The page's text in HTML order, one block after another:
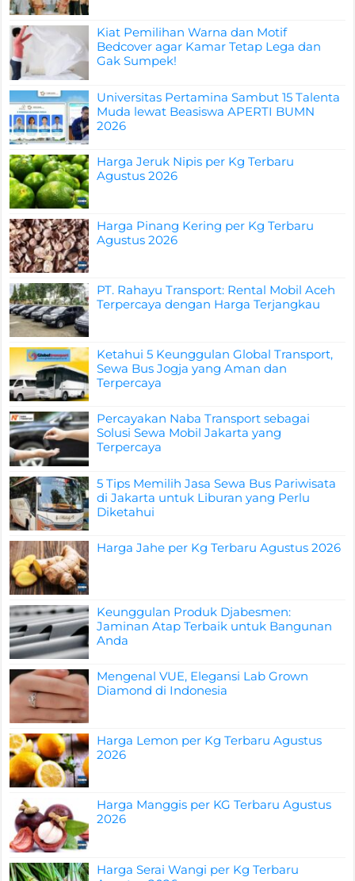
Kiat Pemilihan Warna dan Motif
Bedcover agar Kamar Tetap Lega dan
Gak Sumpek!
Universitas Pertamina Sambut 15 Talenta
Muda lewat Beasiswa APERTI BUMN
2026
Harga Jeruk Nipis per Kg Terbaru
Agustus 2026
Harga Pinang Kering per Kg Terbaru
Agustus 2026
PT. Rahayu Transport: Rental Mobil Aceh
Terpercaya dengan Harga Terjangkau
Ketahui 5 Keunggulan Global Transport,
Sewa Bus Jogja yang Aman dan
Terpercaya
Percayakan Naba Transport sebagai
Solusi Sewa Mobil Jakarta yang
Terpercaya
5 Tips Memilih Jasa Sewa Bus Pariwisata
di Jakarta untuk Liburan yang Perlu
Diketahui
Harga Jahe per Kg Terbaru Agustus 2026
Keunggulan Produk Djabesmen:
Jaminan Atap Terbaik untuk Bangunan
Anda
Mengenal VUE, Elegansi Lab Grown
Diamond di Indonesia
Harga Lemon per Kg Terbaru Agustus
2026
Harga Manggis per KG Terbaru Agustus
2026
Harga Serai Wangi per Kg Terbaru